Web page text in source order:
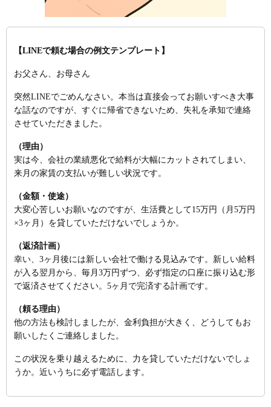
【LINEで頼む場合の例文テンプレート】
お父さん、お母さん
突然LINEでごめんなさい。本当は直接会ってお願いすべき大事
な話なのですが、すぐに帰省できないため、失礼を承知で連絡
させていただきました。
（理由）
実は今、会社の業績悪化で給料が大幅にカットされてしまい、
来月の家賃の支払いが難しい状況です。
（金額・使途）
大変心苦しいお願いなのですが、生活費として15万円（月5万円
×3ヶ月）を貸していただけないでしょうか。
（返済計画）
幸い、3ヶ月後には新しい会社で働ける見込みです。新しい給料
が入る翌月から、毎月3万円ずつ、必ず指定の口座に振り込む形
で返済させてください。5ヶ月で完済する計画です。
（頼る理由）
他の方法も検討しましたが、金利負担が大きく、どうしてもお
願いしたくご連絡しました。
この状況を乗り越えるために、力を貸していただけないでしょ
うか。近いうちに必ず電話します。